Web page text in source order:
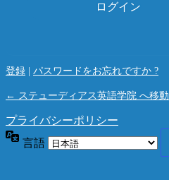
登録 パスワードをお忘れですか ?
← ステューディアス英語学院 へ移動
プライバシーポリシー
言語